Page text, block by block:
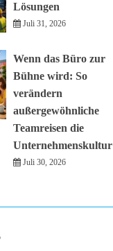
Lösungen
Juli 31, 2026
Wenn das Büro zur
Bühne wird: So
verändern
außergewöhnliche
Teamreisen die
Unternehmenskultur
Juli 30, 2026